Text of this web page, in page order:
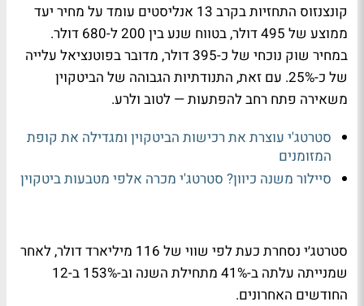
קונצנזוס התחזיות בקרב 13 אנליסטים עומד על מחיר יעד
ממוצע של 495 דולר, בטווח שנע בין 200 ל-680 דולר.
במחיר שוק נוכחי של כ-395 דולר, מדובר בפוטנציאל עלייה
של כ-25%. עם זאת, התנודתיות הגבוהה של הביטקוין
משאירה פתח רחב להפתעות — לטוב ולרע.
סטרטג'י עוצרת את רכישות הביטקוין ומגדילה את קופת
המזומנים
סיילור משנה כיוון? סטרטג'י מכרה אלפי מטבעות ביטקוין
סטרטג׳י נסחרת כעת לפי שווי של 116 מיליארד דולר, לאחר
שמנייתה עלתה ב-41% מתחילת השנה וב-153% ב-12
החודשים האחרונים.